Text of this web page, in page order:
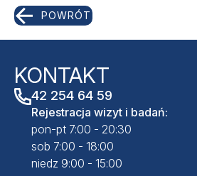
POWRÓT
KONTAKT
42 254 64 59
Rejestracja wizyt i badań:
pon-pt 7:00 - 20:30
sob 7:00 - 18:00
niedz 9:00 - 15:00